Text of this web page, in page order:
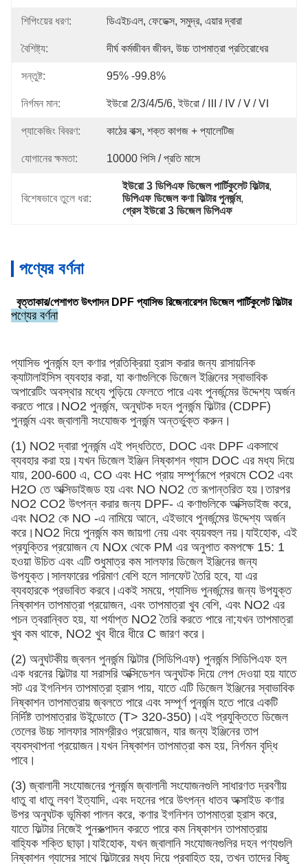
শিপিংয়ের ধরণ: ডিএইচএল, ফেডেক্স, সমুদ্র, এয়ার দ্বারা
বৈশিষ্ট্য: দীর্ঘ কর্মজীবন জীবন, উচ্চ তাপমাত্রা প্রতিরোধের
সন্তুষ্ট: 95% -99.8%
নির্গমন মান: ইউরো 2/3/4/5/6, ইউরো / Ⅲ / Ⅳ / Ⅴ / Ⅵ
প্যাকেজিং বিবরণ: কাঠের বাক্স, শক্ত কাগজ + প্যালেটিজ
যোগানের ক্ষমতা: 10000 পিসি / প্রতি মাসে
বিশেষভাবে তুলে ধরা:
ইউরো 3 ডিপিএফ ডিজেল পার্টিকুলেট ফিল্টার,
ডিপিএফ ডিজেল কণা ফিল্টার পুনর্জন্ম,
গ্রেস ইউরো 3 ডিজেল ডিপিএফ
পণ্যের বর্ণনা
বৃত্তাকার/পেশাগত উৎপাদন DPF প্যাসিভ রিজেনারেশন ডিজেল পার্টিকুলেট ফিল্টার
পণ্যের বর্ণনা
প্যাসিভ পুনর্জন্ম হল কণার প্রতিক্রিয়া হ্রাস করার জন্য রাসায়নিক
ক্যাটালাইসিস ব্যবহার করা, যা কণাগুলিকে ডিজেল ইঞ্জিনের স্বাভাবিক
অপারেটিং অবস্থার মধ্যে পুড়িয়ে ফেলতে পারে এবং পুনর্জন্মের উদ্দেশ্য অর্জন
করতে পারে।NO2 পুনর্জন্ম, অনুঘটক দহন পুনর্জন্ম ফিল্টার (CDPF)
পুনর্জন্ম এবং জ্বালানী সংযোজক পুনর্জন্ম অন্তর্ভুক্ত করুন।
(1) NO2 দ্বারা পুনর্জন্ম এই পদ্ধতিতে, DOC এবং DPF একসাথে
ব্যবহার করা হয়।যখন ডিজেল ইঞ্জিন নিষ্কাশন গ্যাস DOC এর মধ্য দিয়ে
যায়, 200-600 এ, CO এবং HC প্রায় সম্পূর্ণরূপে প্রথমে CO2 এবং
H2O তে অক্সিডাইজড হয় এবং NO NO2 তে রূপান্তরিত হয়।তারপর
NO2 CO2 উৎপন্ন করার জন্য DPF- এ কণাগুলিকে অক্সিডাইজ করে,
এবং NO2 কে NO -এ নামিয়ে আনে, এইভাবে পুনর্জন্মের উদ্দেশ্য অর্জন
করে।NO2 দিয়ে পুনর্জন্ম কম জায়গা নেয় এবং ব্যয়বহুল নয়।যাইহোক, এই
প্রযুক্তির প্রয়োজন যে NOx থেকে PM এর অনুপাত কমপক্ষে 15: 1
হওয়া উচিত এবং এটি শুধুমাত্র কম সালফার ডিজেল ইঞ্জিনের জন্য
উপযুক্ত।সালফারের পরিমাণ বেশি হলে সালফেট তৈরি হবে, যা এর
ব্যবহারকে প্রভাবিত করবে।একই সময়ে, প্যাসিভ পুনর্জন্মের জন্য উপযুক্ত
নিষ্কাশন তাপমাত্রা প্রয়োজন, এবং তাপমাত্রা খুব বেশি, এবং NO2 এর
পচন ত্বরান্বিত হয়, যা পর্যাপ্ত NO2 তৈরি করতে পারে না;যখন তাপমাত্রা
খুব কম থাকে, NO2 খুব ধীরে ধীরে C জারণ করে।
(2) অনুঘটকীয় জ্বলন পুনর্জন্ম ফিল্টার (সিডিপিএফ) পুনর্জন্ম সিডিপিএফ হল
এক ধরনের ফিল্টার যা সরাসরি অক্সিডেশন অনুঘটক দিয়ে লেপ দেওয়া হয় যাতে
সট এর ইগনিশন তাপমাত্রা হ্রাস পায়, যাতে এটি ডিজেল ইঞ্জিনের স্বাভাবিক
নিষ্কাশন তাপমাত্রায় জ্বলতে পারে এবং সম্পূর্ণ পুনর্জন্ম হতে পারে একটি
নির্দিষ্ট তাপমাত্রার উইন্ডোতে (T> 320-350)।এই প্রযুক্তিতে ডিজেল
তেলের উচ্চ সালফার সামগ্রীরও প্রয়োজন, যার জন্য ইঞ্জিনের তাপ
ব্যবস্থাপনা প্রয়োজন।যখন নিষ্কাশন তাপমাত্রা কম হয়, নির্গমন বৃদ্ধি
পাবে।
(3) জ্বালানী সংযোজনের পুনর্জন্ম জ্বালানী সংযোজনগুলি সাধারণত দ্রবণীয়
ধাতু বা ধাতু লবণ ইত্যাদি, এবং দহনের পরে উৎপন্ন ধাতব অক্সাইড কণার
উপর অনুঘটক ভূমিকা পালন করে, কণার ইগনিশন তাপমাত্রা হ্রাস করে,
যাতে ফিল্টার নিজেই পুনরুত্পাদন করতে পারে কম নিষ্কাশন তাপমাত্রায়
বাহ্যিক শক্তি ছাড়া।যাইহোক, যখন জ্বালানি সংযোজনগুলির দহন পণ্যগুলি
নিষ্কাশন গ্যাসের সাথে ফিল্টারের মধ্য দিয়ে প্রবাহিত হয়, তখন তাদের কিছু